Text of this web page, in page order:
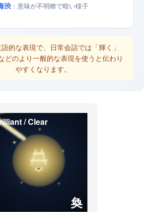
渋 ：意味が不明瞭で暗い様子
語的な表現で、日常会話では「輝く」
どのより一般的な表現を使うと伝わり
やすくなります。
奐
/ Clear